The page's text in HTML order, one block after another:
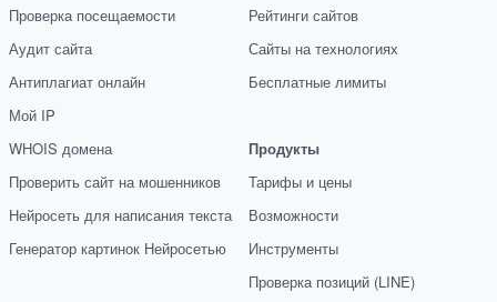
Проверка посещаемости
Аудит сайта
Антиплагиат онлайн
Мой IP
WHOIS домена
Проверить сайт на мошенников
Нейросеть для написания текста
Генератор картинок Нейросетью
Рейтинги сайтов
Сайты на технологиях
Бесплатные лимиты
Продукты
Тарифы и цены
Возможности
Инструменты
Проверка позиций (LINE)